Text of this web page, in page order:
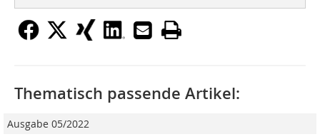
Thematisch passende Artikel:
Ausgabe 05/2022